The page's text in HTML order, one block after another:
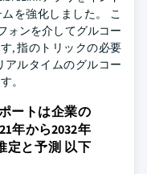
を強化しました。 こ
ォンを介してグルコー
, 指のトリックの必要
アルタイムのグルコー
。
ートは企業の
年から2032年
定と予測 以下